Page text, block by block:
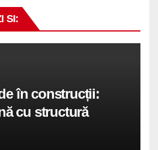
SI:
în construcții:
cu structură